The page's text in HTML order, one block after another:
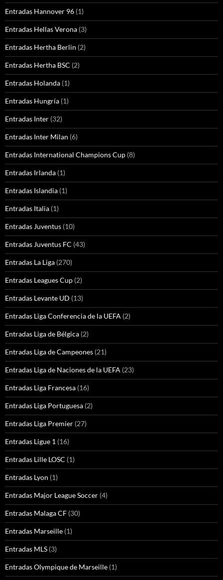
Entradas Hannover 96 (1)
Entradas Hellas Verona (3)
Entradas Hertha Berlin (2)
Entradas Hertha BSC (2)
Entradas Holanda (1)
Entradas Hungría (1)
Entradas Inter (32)
Entradas Inter Milan (6)
Entradas International Champions Cup (8)
Entradas Irlanda (1)
Entradas Islandia (1)
Entradas Italia (1)
Entradas Juventus (10)
Entradas Juventus FC (43)
Entradas La Liga (270)
Entradas Leagues Cup (2)
Entradas Levante UD (13)
Entradas Liga Conferencia de la UEFA (2)
Entradas Liga de Bélgica (2)
Entradas Liga de Campeones (21)
Entradas Liga de Naciones de la UEFA (23)
Entradas Liga Francesa (16)
Entradas Liga Portuguesa (2)
Entradas Liga Premier (27)
Entradas Ligue 1 (16)
Entradas Lille LOSC (1)
Entradas Lyon (1)
Entradas Major League Soccer (4)
Entradas Malaga CF (30)
Entradas Marseille (1)
Entradas MLS (3)
Entradas Olympique de Marseille (1)